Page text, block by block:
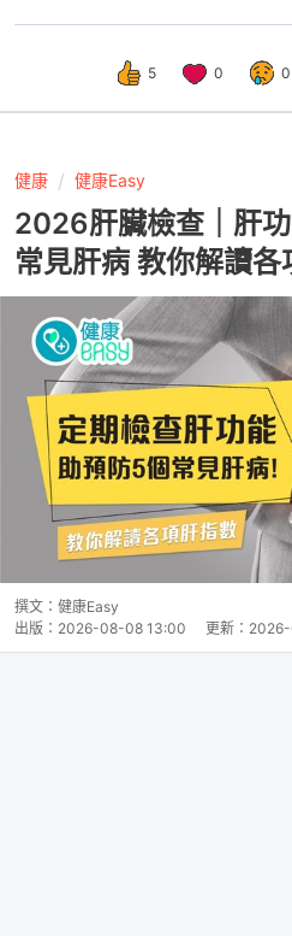
5 0 0
健康 健康Easy
2026肝臟檢查｜肝
常見肝病 教你解讀各
撰文： 健康Easy
出版： 2026-08-08 13:00 更新：